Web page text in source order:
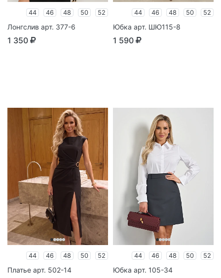
44 46 48 50 52
Лонгслив арт. 377-6
1 350
44 46 48 50 52
Юбка арт. ШЮ115-8
1 590
44 46 48 50 52
Платье арт. 502-14
44 46 48 50 52
Юбка арт. 105-34